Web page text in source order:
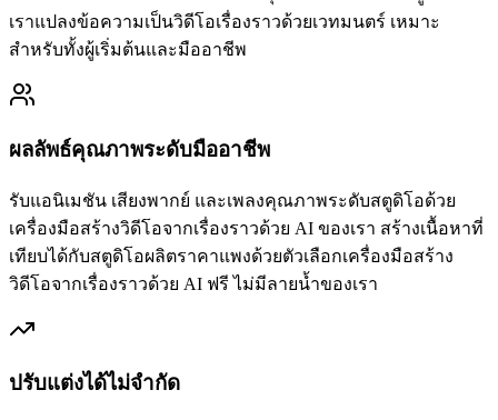
เราแปลงข้อความเป็นวิดีโอเรื่องราวด้วยเวทมนตร์ เหมาะ
สำหรับทั้งผู้เริ่มต้นและมืออาชีพ
ผลลัพธ์คุณภาพระดับมืออาชีพ
รับแอนิเมชัน เสียงพากย์ และเพลงคุณภาพระดับสตูดิโอด้วย
เครื่องมือสร้างวิดีโอจากเรื่องราวด้วย AI ของเรา สร้างเนื้อหาที่
เทียบได้กับสตูดิโอผลิตราคาแพงด้วยตัวเลือกเครื่องมือสร้าง
วิดีโอจากเรื่องราวด้วย AI ฟรี ไม่มีลายน้ำของเรา
ปรับแต่งได้ไม่จำกัด